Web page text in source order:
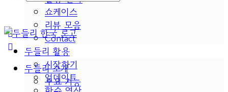
쇼케이스
리뷰 모음
Contact
두들리 활용
시작하기
업데이트
두들리 소개
주요 기능